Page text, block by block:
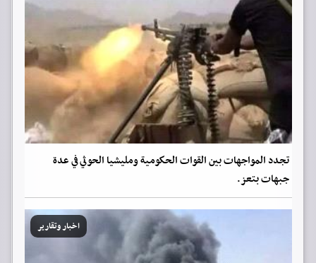
تجدد المواجهات بين القوات الحكومية ومليشيا الحوثي في عدة
جبهات بتعز.
اخبار وتقارير